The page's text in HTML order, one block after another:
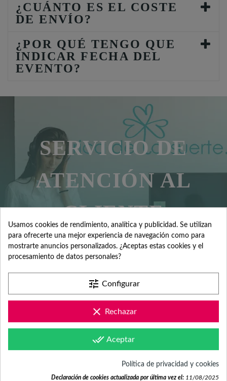
¿CUÁNTO ES EL COSTE
DE ENVÍO?
¿POR QUÉ TENGO QUE
INDICAR FECHA DEL
EVENTO?
SERVICIO DE
ATENCIÓN AL
CLIENTE
Contacta con nosotros +34 965 731 401
Mándanos tus dudas a
hola@fabricadelasuerte.es
Revisa nuestras páginas de
documentación
Usamos cookies de rendimiento, analítica y publicidad. Se utilizan
para ofrecerte una mejor experiencia de navegación como para
mostrarte anuncios personalizados. ¿Aceptas estas cookies y el
procesamiento de datos personales?
tune Configurar
clear Rechazar
done_all Aceptar
Política de privacidad y cookies
Declaración de cookies actualizada por última vez el: 11/08/2025